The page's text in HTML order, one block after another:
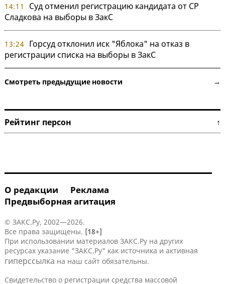
14:11
Суд отменил регистрацию кандидата от СР
Сладкова на выборы в ЗакС
13:24 Горсуд отклонил иск "Яблока" на отказ в
регистрации списка на выборы в ЗакС
Смотреть предыдущие новости →
Рейтинг персон ↑
О редакции
Реклама
Предвыборная агитация
© ЗАКС.Ру, 2002—2026.
Все права защищены. [18+]
При использовании материалов ЗАКС.Ру на других
ресурсах указание "ЗАКС.Ру" как источника и активная
гиперссылка на наш сайт обязательны.
Свидетельство о регистрации средства массовой